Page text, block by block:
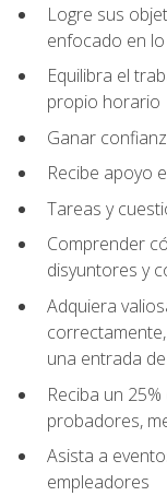
Logre sus
enfocado en
Equilibra el
propio horario
Ganar
Recibe apoyo
Tareas y
Comprender
disyuntores y
Adquiera
una entrada
Reciba un
probadores,
Asista a
empleadores